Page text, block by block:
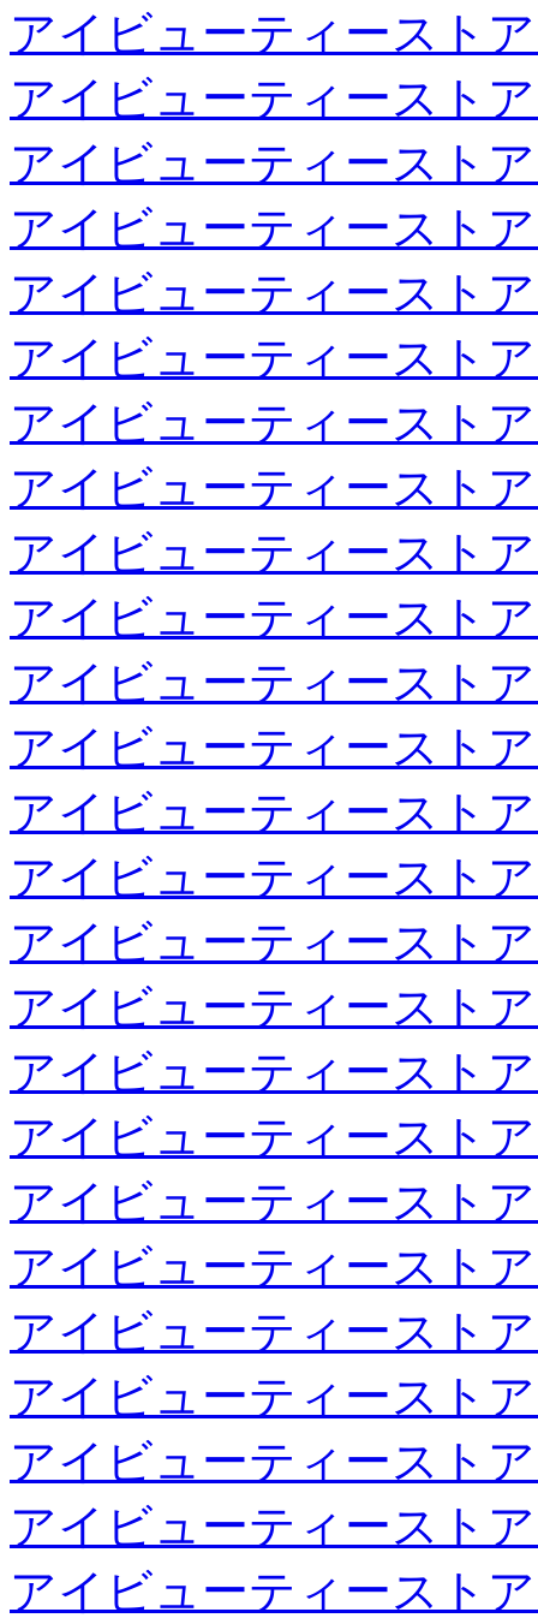
アイビューティースト
アイビューティースト
アイビューティースト
アイビューティースト
アイビューティースト
アイビューティースト
アイビューティースト
アイビューティースト
アイビューティースト
アイビューティースト
アイビューティースト
アイビューティースト
アイビューティースト
アイビューティースト
アイビューティースト
アイビューティースト
アイビューティースト
アイビューティースト
アイビューティースト
アイビューティースト
アイビューティースト
アイビューティースト
アイビューティースト
アイビューティースト
アイビューティースト